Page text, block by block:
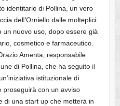
identitario di Pollina, un vero
dell’Orniello dalle molteplici
un nuovo uso, dopo essere già
cosmetico e farmaceutico.
Amenta, responsabile
di Pollina, che ha seguito il
istituzionale di
proseguirà con un avviso
di una start up che metterà in